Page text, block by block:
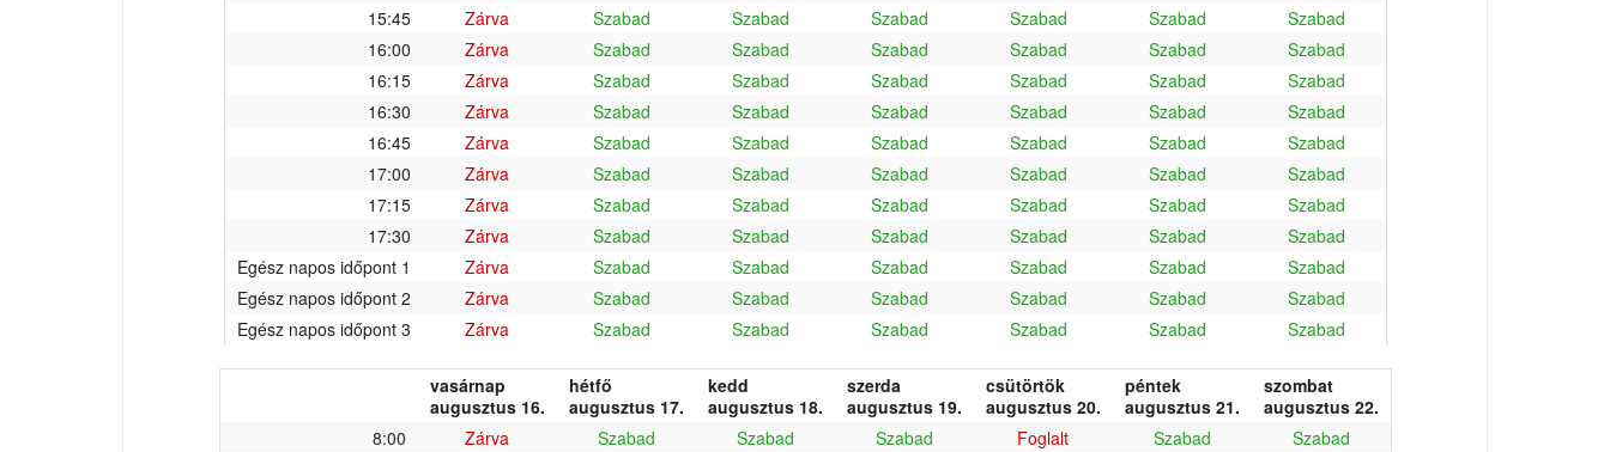
15:45
Zárva Szabad Szabad Szabad Szabad Szabad
Szabad
16:00
Zárva Szabad Szabad Szabad Szabad Szabad
Szabad
16:15
Zárva Szabad Szabad Szabad Szabad Szabad
Szabad
16:30
Zárva Szabad Szabad Szabad Szabad Szabad
Szabad
16:45
Zárva Szabad Szabad Szabad Szabad Szabad
Szabad
17:00
Zárva Szabad Szabad Szabad Szabad Szabad
Szabad
17:15
Zárva Szabad Szabad Szabad Szabad Szabad
Szabad
17:30
Zárva Szabad Szabad Szabad Szabad Szabad
Szabad
Egész napos időpont 1
Zárva Szabad Szabad Szabad Szabad Szabad
Szabad
Egész napos időpont 2
Zárva Szabad Szabad Szabad Szabad Szabad
Szabad
Egész napos időpont 3
Zárva Szabad Szabad Szabad Szabad Szabad Szabad
vasárnap
augusztus 16.
hétfő
augusztus 17.
kedd
augusztus 18.
szerda
augusztus 19.
csütörtök
augusztus 20.
péntek
augusztus 21.
szombat
augusztus 22.
8:00
Zárva Szabad Szabad Szabad Foglalt Szabad
Szabad